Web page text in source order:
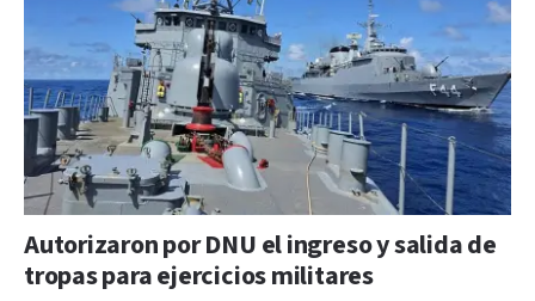
Autorizaron por DNU el ingreso y salida de
tropas para ejercicios militares